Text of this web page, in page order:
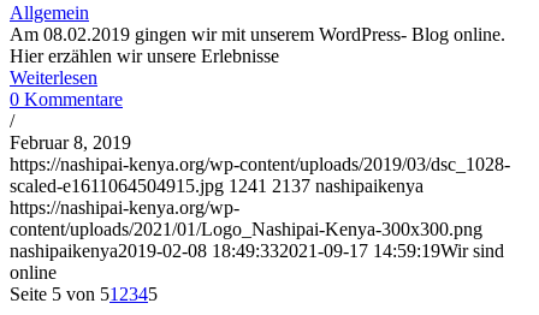
Allgemein
Am 08.02.2019 gingen wir mit unserem WordPress- Blog online.
Hier erzählen wir unsere Erlebnisse
Weiterlesen
0 Kommentare
/
Februar 8, 2019
https://nashipai-kenya.org/wp-content/uploads/2019/03/dsc_1028-
scaled-e1611064504915.jpg 1241 2137 nashipaikenya
https://nashipai-kenya.org/wp-
content/uploads/2021/01/Logo_Nashipai-Kenya-300x300.png
nashipaikenya2019-02-08 18:49:332021-09-17 14:59:19Wir sind
online
Seite 5 von 51 2345